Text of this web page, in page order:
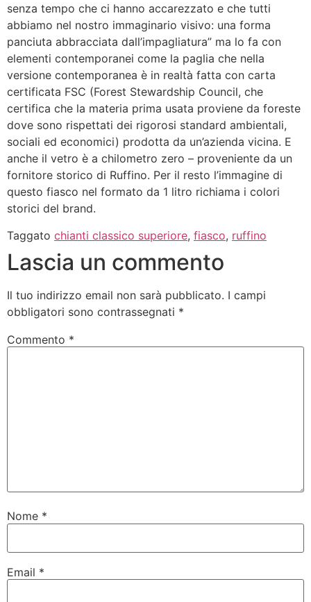
senza tempo che ci hanno accarezzato e che tutti
abbiamo nel nostro immaginario visivo: una forma
panciuta abbracciata dall’impagliatura” ma lo fa con
elementi contemporanei come la paglia che nella
versione contemporanea è in realtà fatta con carta
certificata FSC (Forest Stewardship Council, che
certifica che la materia prima usata proviene da foreste
dove sono rispettati dei rigorosi standard ambientali,
sociali ed economici) prodotta da un’azienda vicina. E
anche il vetro è a chilometro zero – proveniente da un
fornitore storico di Ruffino. Per il resto l’immagine di
questo fiasco nel formato da 1 litro richiama i colori
storici del brand.
Taggato chianti classico superiore, fiasco, ruffino
Lascia un commento
Il tuo indirizzo email non sarà pubblicato. I campi
obbligatori sono contrassegnati *
Commento *
Nome *
Email *